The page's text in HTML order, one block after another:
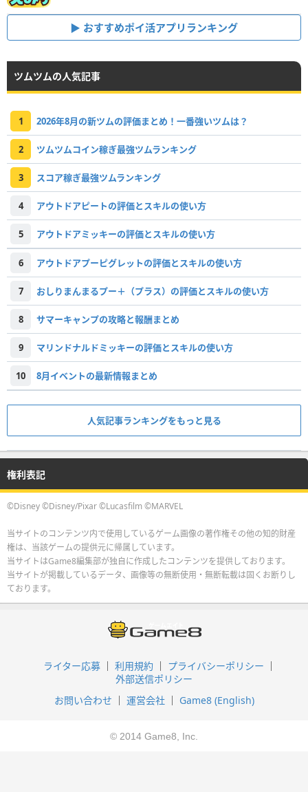
おすすめポイ活アプリランキング
ツムツムの人気記事
1 2026年8月の新ツムの評価まとめ！一番強いツムは？
2 ツムツムコイン稼ぎ最強ツムランキング
3 スコア稼ぎ最強ツムランキング
4 アウトドアピートの評価とスキルの使い方
5 アウトドアミッキーの評価とスキルの使い方
6 アウトドアプーピグレットの評価とスキルの使い方
7 おしりまんまるプー＋（プラス）の評価とスキルの使い方
8 サマーキャンプの攻略と報酬まとめ
9 マリンドナルドミッキーの評価とスキルの使い方
10 8月イベントの最新情報まとめ
人気記事ランキングをもっと見る
権利表記
©Disney ©Disney/Pixar ©Lucasfilm ©MARVEL
当サイトのコンテンツ内で使用しているゲーム画像の著作権その他の知的財産
権は、当該ゲームの提供元に帰属しています。
当サイトはGame8編集部が独自に作成したコンテンツを提供しております。
当サイトが掲載しているデータ、画像等の無断使用・無断転載は固くお断りし
ております。
ライター応募 利用規約
プライバシーポリシー
外部送信ポリシー
お問い合わせ
運営会社 Game8 (English)
© 2014 Game8, Inc.